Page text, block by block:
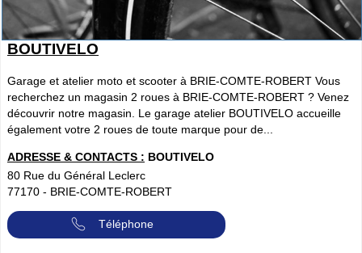
BOUTIVELO
Garage et atelier moto et scooter à BRIE-COMTE-ROBERT Vous
recherchez un magasin 2 roues à BRIE-COMTE-ROBERT ? Venez
découvrir notre magasin. Le garage atelier BOUTIVELO accueille
également votre 2 roues de toute marque pour de...
ADRESSE & CONTACTS : BOUTIVELO
80 Rue du Général Leclerc
77170 - BRIE-COMTE-ROBERT
Téléphone